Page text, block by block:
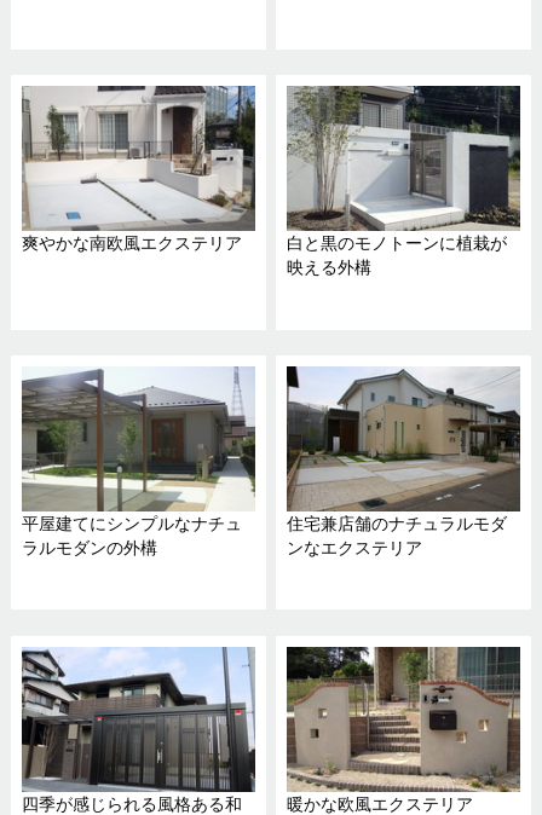
爽やかな南欧風エクステリア
白と黒のモノトーンに植栽が
映える外構
平屋建てにシンプルなナチュ
ラルモダンの外構
住宅兼店舗のナチュラルモダ
ンなエクステリア
四季が感じられる風格ある和
暖かな欧風エクステリア